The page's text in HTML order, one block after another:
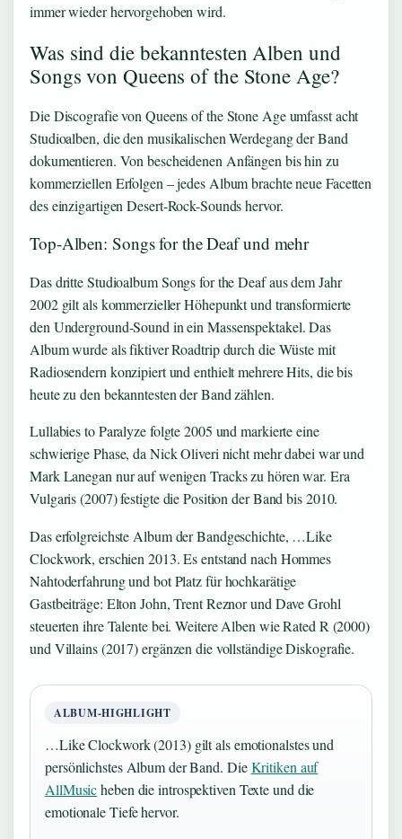
immer wieder hervorgehoben wird.
Was sind die bekanntesten Alben und
Songs von Queens of the Stone Age?
Die Discografie von Queens of the Stone Age umfasst acht
Studioalben, die den musikalischen Werdegang der Band
dokumentieren. Von bescheidenen Anfängen bis hin zu
kommerziellen Erfolgen – jedes Album brachte neue Facetten
des einzigartigen Desert-Rock-Sounds hervor.
Top-Alben: Songs for the Deaf und mehr
Das dritte Studioalbum Songs for the Deaf aus dem Jahr
2002 gilt als kommerzieller Höhepunkt und transformierte
den Underground-Sound in ein Massenspektakel. Das
Album wurde als fiktiver Roadtrip durch die Wüste mit
Radiosendern konzipiert und enthielt mehrere Hits, die bis
heute zu den bekanntesten der Band zählen.
Lullabies to Paralyze folgte 2005 und markierte eine
schwierige Phase, da Nick Oliveri nicht mehr dabei war und
Mark Lanegan nur auf wenigen Tracks zu hören war. Era
Vulgaris (2007) festigte die Position der Band bis 2010.
Das erfolgreichste Album der Bandgeschichte, …Like
Clockwork, erschien 2013. Es entstand nach Hommes
Nahtoderfahrung und bot Platz für hochkarätige
Gastbeiträge: Elton John, Trent Reznor und Dave Grohl
steuerten ihre Talente bei. Weitere Alben wie Rated R (2000)
und Villains (2017) ergänzen die vollständige Diskografie.
ALBUM-HIGHLIGHT
…Like Clockwork (2013) gilt als emotionalstes und
persönlichstes Album der Band. DieKritiken auf
AllMusicheben die introspektiven Texte und die
emotionale Tiefe hervor.